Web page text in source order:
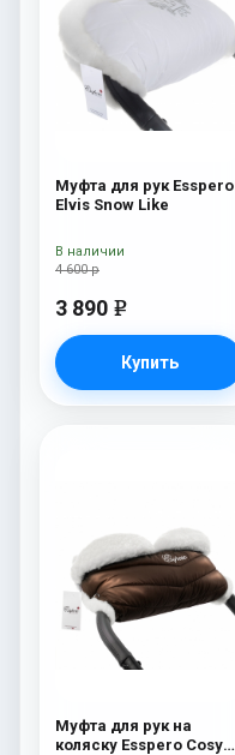
Муфта для рук Esspero
Elvis Snow Like
4 600 р
3 890 e
Купить
В наличии
Муфта для рук на
коляску Esspero Cosy